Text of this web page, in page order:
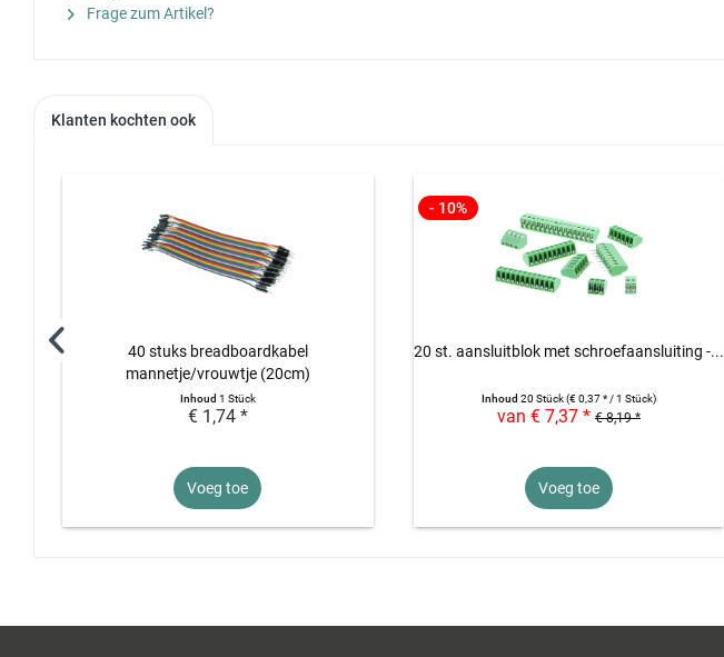
Frage zum Artikel?
Klanten kochten ook
40 stuks breadboardkabel
mannetje/vrouwtje (20cm)
Inhoud 1 Stück
€ 1,74 *
Voeg toe
- 10%
20 st. aansluitblok met schroefaansluiting -...
Inhoud 20 Stück(€ 0,37 * / 1 Stück)
van € 7,37 * € 8,19 *
Voeg toe